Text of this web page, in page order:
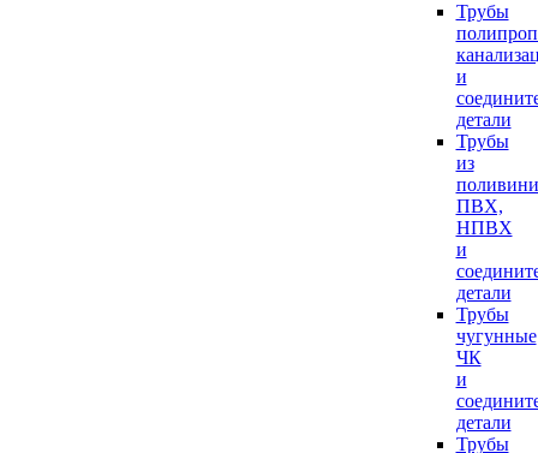
Трубы
и
детали
Трубы
из
ПВХ,
НПВХ
и
детали
Трубы
чугунные
ЧК
и
детали
Трубы